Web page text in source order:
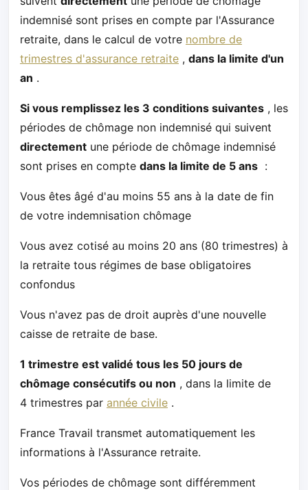
indemnisé sont prises en compte par l'Assurance
retraite, dans le calcul de votre nombre de
trimestres d'assurance retraite , dans la limite d'un
an .
Si vous remplissez les 3 conditions suivantes , les
périodes de chômage non indemnisé qui suivent
directement une période de chômage indemnisé
sont prises en compte dans la limite de 5 ans :
Vous êtes âgé d'au moins 55 ans à la date de fin
de votre indemnisation chômage
Vous avez cotisé au moins 20 ans (80 trimestres) à
la retraite tous régimes de base obligatoires
confondus
Vous n'avez pas de droit auprès d'une nouvelle
caisse de retraite de base.
1 trimestre est validé tous les 50 jours de
chômage consécutifs ou non , dans la limite de
4 trimestres par année civile .
France Travail transmet automatiquement les
informations à l'Assurance retraite.
Vos périodes de chômage sont différemment